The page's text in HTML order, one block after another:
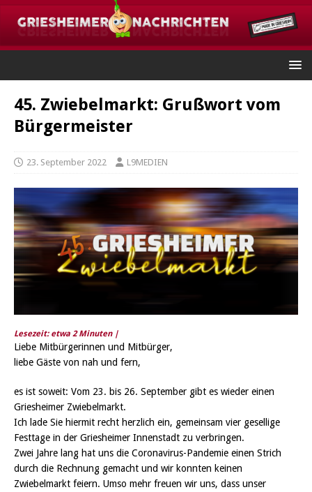
45. Zwiebelmarkt: Grußwort vom
Bürgermeister
23. September 2022 L9MEDIEN
Lesezeit: etwa 2 Minuten |
Liebe Mitbürgerinnen und Mitbürger,
liebe Gäste von nah und fern,
es ist soweit: Vom 23. bis 26. September gibt es wieder einen
Griesheimer Zwiebelmarkt.
Ich lade Sie hiermit recht herzlich ein, gemeinsam vier gesellige
Festtage in der Griesheimer Innenstadt zu verbringen.
Zwei Jahre lang hat uns die Coronavirus-Pandemie einen Strich
durch die Rechnung gemacht und wir konnten keinen
Zwiebelmarkt feiern. Umso mehr freuen wir uns, dass unser